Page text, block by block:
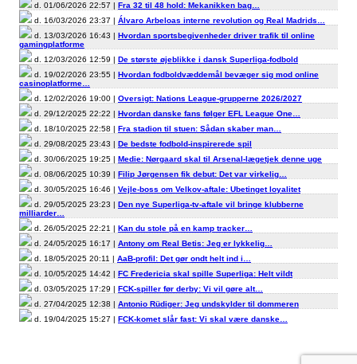
d. 01/06/2026 22:57 | Fra 32 til 48 hold: Mekanikken bag…
d. 16/03/2026 23:37 | Álvaro Arbeloas interne revolution og Real Madrids…
d. 13/03/2026 16:43 | Hvordan sportsbegivenheder driver trafik til online
gamingplatforme
d. 12/03/2026 12:59 | De største øjeblikke i dansk Superliga-fodbold
d. 19/02/2026 23:55 | Hvordan fodboldvæddemål bevæger sig mod online
casinoplatforme…
d. 12/02/2026 19:00 | Oversigt: Nations League-grupperne 2026/2027
d. 29/12/2025 22:22 | Hvordan danske fans følger EFL League One…
d. 18/10/2025 22:58 | Fra stadion til stuen: Sådan skaber man…
d. 29/08/2025 23:43 | De bedste fodbold-inspirerede spil
d. 30/06/2025 19:25 | Medie: Nørgaard skal til Arsenal-lægetjek denne uge
d. 08/06/2025 10:39 | Filip Jørgensen fik debut: Det var virkelig…
d. 30/05/2025 16:46 | Vejle-boss om Velkov-aftale: Ubetinget loyalitet
d. 29/05/2025 23:23 | Den nye Superliga-tv-aftale vil bringe klubberne
milliarder…
d. 26/05/2025 22:21 | Kan du stole på en kamp tracker…
d. 24/05/2025 16:17 | Antony om Real Betis: Jeg er lykkelig…
d. 18/05/2025 20:11 | AaB-profil: Det gør ondt helt ind i…
d. 10/05/2025 14:42 | FC Fredericia skal spille Superliga: Helt vildt
d. 03/05/2025 17:29 | FCK-spiller før derby: Vi vil gøre alt…
d. 27/04/2025 12:38 | Antonio Rüdiger: Jeg undskylder til dommeren
d. 19/04/2025 15:27 | FCK-komet slår fast: Vi skal være danske…